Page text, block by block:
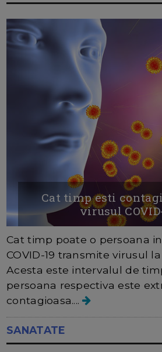
Cat timp esti
virusul
Cat timp poate o persoana
COVID-19 transmite virusul
Acesta este intervalul de
persoana respectiva este
contagioasa....
SANATATE